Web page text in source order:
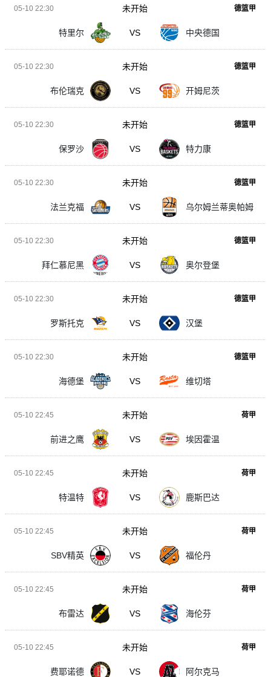
05-10 22:30 德篮甲
特里尔 VS 中央德国
未开始
05-10 22:30 德篮甲
布伦瑞克 VS 开姆尼茨
未开始
05-10 22:30 德篮甲
保罗沙 VS 特力康
未开始
05-10 22:30 德篮甲
法兰克福 VS 乌尔姆兰蒂奥帕姆
未开始
05-10 22:30 德篮甲
拜仁慕尼黑 VS 奥尔登堡
未开始
05-10 22:30 德篮甲
罗斯托克 VS 汉堡
未开始
05-10 22:30 德篮甲
海德堡 VS 维切塔
未开始
05-10 22:45 荷甲
前进之鹰 VS 埃因霍温
未开始
05-10 22:45 荷甲
特温特 VS 鹿斯巴达
未开始
05-10 22:45 荷甲
SBV精英 VS 福伦丹
未开始
05-10 22:45 荷甲
布雷达 VS 海伦芬
未开始
05-10 22:45 荷甲
费耶诺德 VS 阿尔克马
未开始